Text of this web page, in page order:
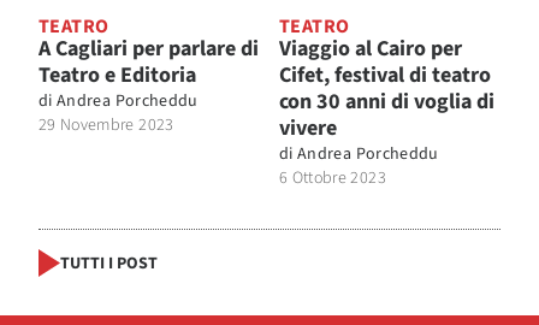
TEATRO
A Cagliari per parlare di
Teatro e Editoria
di Andrea Porcheddu
29 Novembre 2023
TEATRO
Viaggio al Cairo per
Cifet, festival di teatro
con 30 anni di voglia di
vivere
di Andrea Porcheddu
6 Ottobre 2023
TUTTI I POST